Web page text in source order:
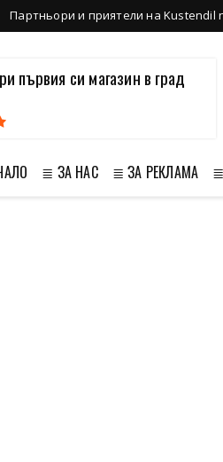
Партньори и приятели на Kustendil
първия си магазин в град
≣ ЗА НАС ≣ ЗА РЕКЛАМА